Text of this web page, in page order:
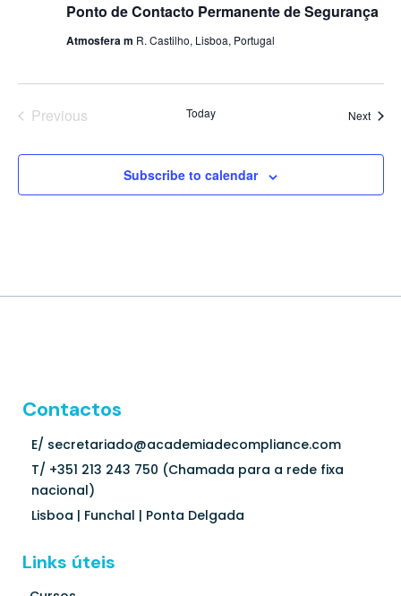
Ponto de Contacto Permanente de Segurança
Atmosfera m R. Castilho, Lisboa, Portugal
Previous
Today Next
Subscribe to calendar
Contactos
E/ secretariado@academiadecompliance.com
T/ +351 213 243 750 (Chamada para a rede fixa
nacional)
Lisboa | Funchal | Ponta Delgada
Links úteis